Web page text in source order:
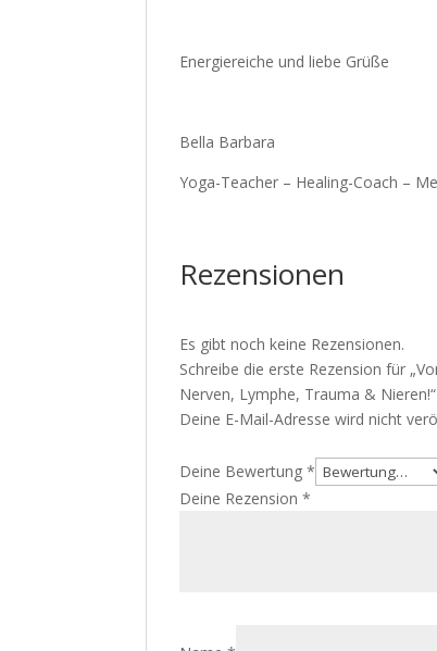
Energiereiche und liebe Grüße
Bella Barbara
Yoga-Teacher – Healing-Coach –
Rezensionen
Es gibt noch keine Rezensionen.
Schreibe die erste Rezension für
Nerven, Lymphe, Trauma & Nieren!“
Deine E-Mail-Adresse wird nicht
Deine Bewertung *